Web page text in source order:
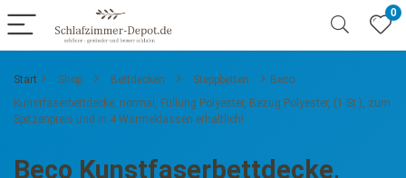
0
Start Shop Bettdecken Steppbetten
Beco
Kunstfaserbettdecke, normal, Füllung Polyester, Bezug Polyester, (1 St.), zum
Spitzenpreis und in 4 Wärmeklassen erhältlich!
Beco Kunstfaserbettdecke,